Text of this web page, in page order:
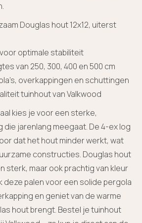
Douglas hout 12x12, uiterst
optimale stabiliteit
van 250, 300, 400 en 500 cm
overkappingen en schuttingen
tuinhout van Valkwood
kies je voor een sterke,
die jarenlang meegaat. De 4-ex log
dat het hout minder werkt, wat
constructies. Douglas hout
sterk, maar ook prachtig van kleur
deze palen voor een solide pergola
en geniet van de warme
hout brengt. Bestel je tuinhout